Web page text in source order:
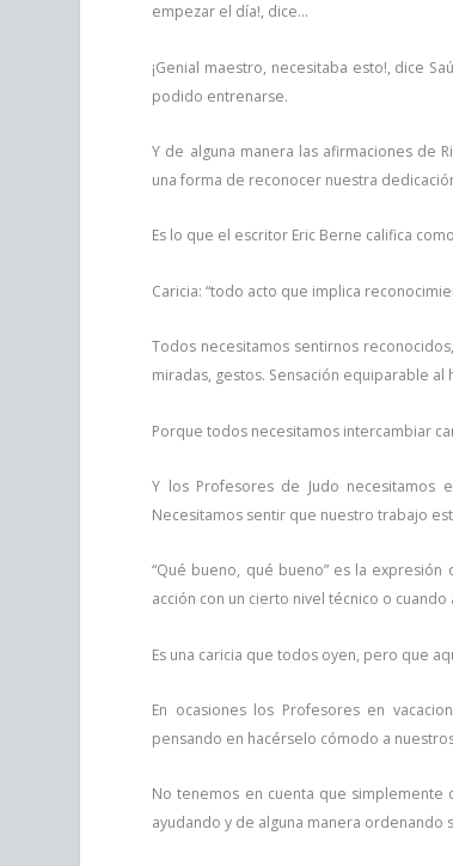
empezar el día!, dice…
¡Genial maestro, necesitaba esto!, dice
podido entrenarse.
Y de alguna manera las afirmaciones de
una forma de reconocer nuestra
Es lo que el escritor Eric Berne califica
Caricia: “todo acto que implica
Todos necesitamos sentirnos
miradas, gestos. Sensación equiparable al
Porque todos necesitamos intercambiar
Y los Profesores de Judo necesitamos
Necesitamos sentir que nuestro trabajo
“Qué bueno, qué bueno” es la
acción con un cierto nivel técnico o
Es una caricia que todos oyen, pero que
En ocasiones los Profesores en
pensando en hacérselo cómodo a
No tenemos en cuenta que
ayudando y de alguna manera ordenando